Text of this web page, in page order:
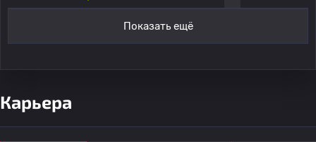
Показать ещё
Карьера